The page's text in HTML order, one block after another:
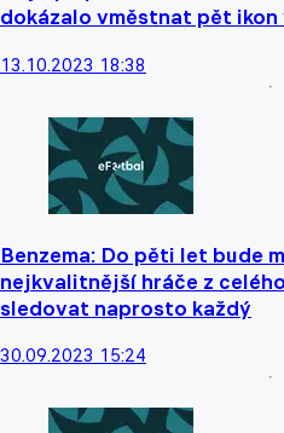
dokázalo vměstnat pět
13.10.2023 18:38
Benzema: Do pěti let bude
nejkvalitnější hráče z
sledovat naprosto každý
30.09.2023 15:24